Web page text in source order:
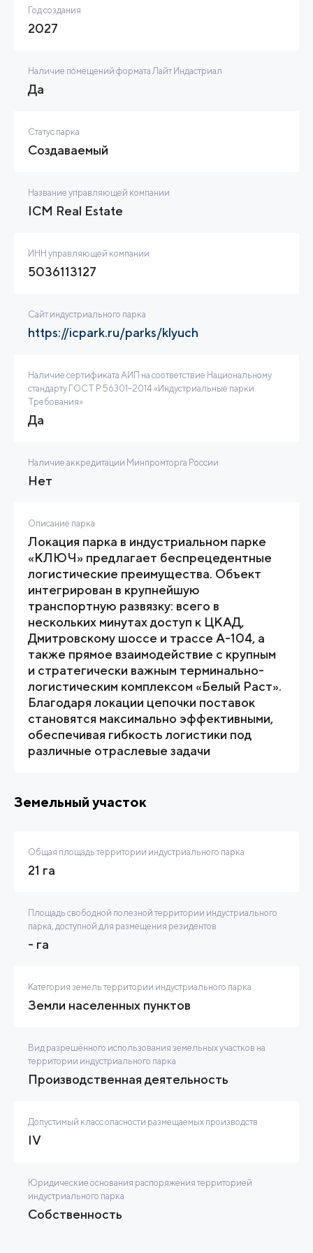
Год создания
2027
Наличие помещений формата Лайт Индастриал
Да
Статус парка
Создаваемый
Название управляющей компании
ICM Real Estate
ИНН управляющей компании
5036113127
Сайт индустриального парка
https://icpark.ru/parks/klyuch
Наличие сертификата АИП на соответствие Национальному
стандарту ГОСТ Р 56301-2014 «Индустриальные парки.
Требования»
Да
Наличие аккредитации Минпромторга России
Нет
Описание парка
Локация парка в индустриальном парке
«КЛЮЧ» предлагает беспрецедентные
логистические преимущества. Объект
интегрирован в крупнейшую
транспортную развязку: всего в
нескольких минутах доступ к ЦКАД,
Дмитровскому шоссе и трассе А-104, а
также прямое взаимодействие с крупным
и стратегически важным терминально-
логистическим комплексом «Белый Раст».
Благодаря локации цепочки поставок
становятся максимально эффективными,
обеспечивая гибкость логистики под
различные отраслевые задачи
Земельный участок
Общая площадь территории индустриального парка
21 га
Площадь свободной полезной территории индустриального
парка, доступной для размещения резидентов
- га
Категория земель территории индустриального парка
Земли населенных пунктов
Вид разрешённого использования земельных участков на
территории индустриального парка
Производственная деятельность
Допустимый класс опасности размещаемых производств
IV
Юридические основания распоряжения территорией
индустриального парка
Собственность